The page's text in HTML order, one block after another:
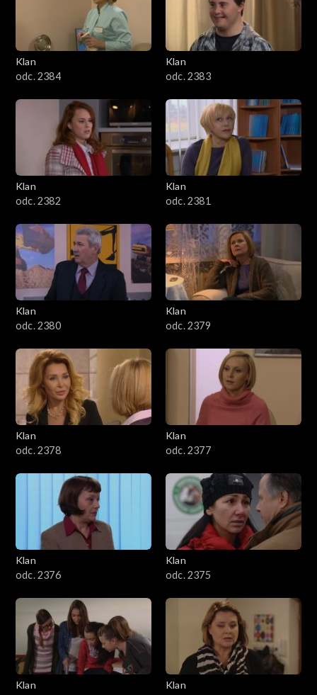
1701–1800
1601–1700
1501–1600
1401–1500
1301–1400
1201–1300
1101–1200
1001–1100
901–1000
801–900
701–800
601–700
501–600
401–500
301–400
201–300
101–200
1–100
Klan
odc. 2384
Klan
odc. 2383
Klan
odc. 2382
Klan
odc. 2381
Klan
odc. 2380
Klan
odc. 2379
Klan
odc. 2378
Klan
odc. 2377
Klan
odc. 2376
Klan
odc. 2375
Klan
Klan